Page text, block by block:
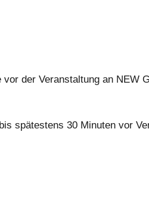
der Veranstaltung an NEW
spätestens 30 Minuten vor